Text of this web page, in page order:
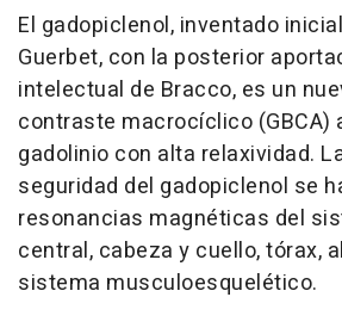
El gadopiclenol, inventado
Guerbet, con la posterior
intelectual de Bracco, es un
contraste macrocíclico (GBCA)
gadolinio con alta relaxividad.
seguridad del gadopiclenol se
resonancias magnéticas del
central, cabeza y cuello, tórax,
sistema musculoesquelético.